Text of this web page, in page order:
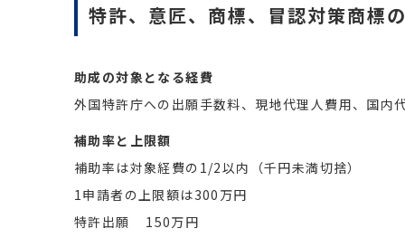
特許、意匠、商標、冒認対策商標
助成の対象となる経費
外国特許庁への出願手数料、現地代理人費用、国内
補助率と上限額
補助率は対象経費の1/2以内（千円未満切捨）
1申請者の上限額は300万円
特許出願 150万円